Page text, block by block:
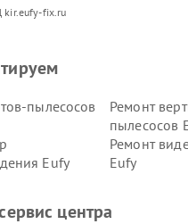
fix.ru
пылесосов
Ремонт
пылесосов
Eufy
Ремонт
Eufy
центра